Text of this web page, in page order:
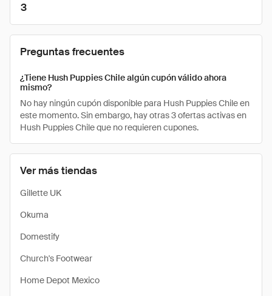
Ver más tiendas
Gillette UK
Okuma
Domestify
Church's Footwear
Home Depot Mexico
3
Preguntas frecuentes
¿Tiene Hush Puppies Chile algún cupón válido ahora
mismo?
No hay ningún cupón disponible para Hush Puppies Chile en
este momento. Sin embargo, hay otras 3 ofertas activas en
Hush Puppies Chile que no requieren cupones.